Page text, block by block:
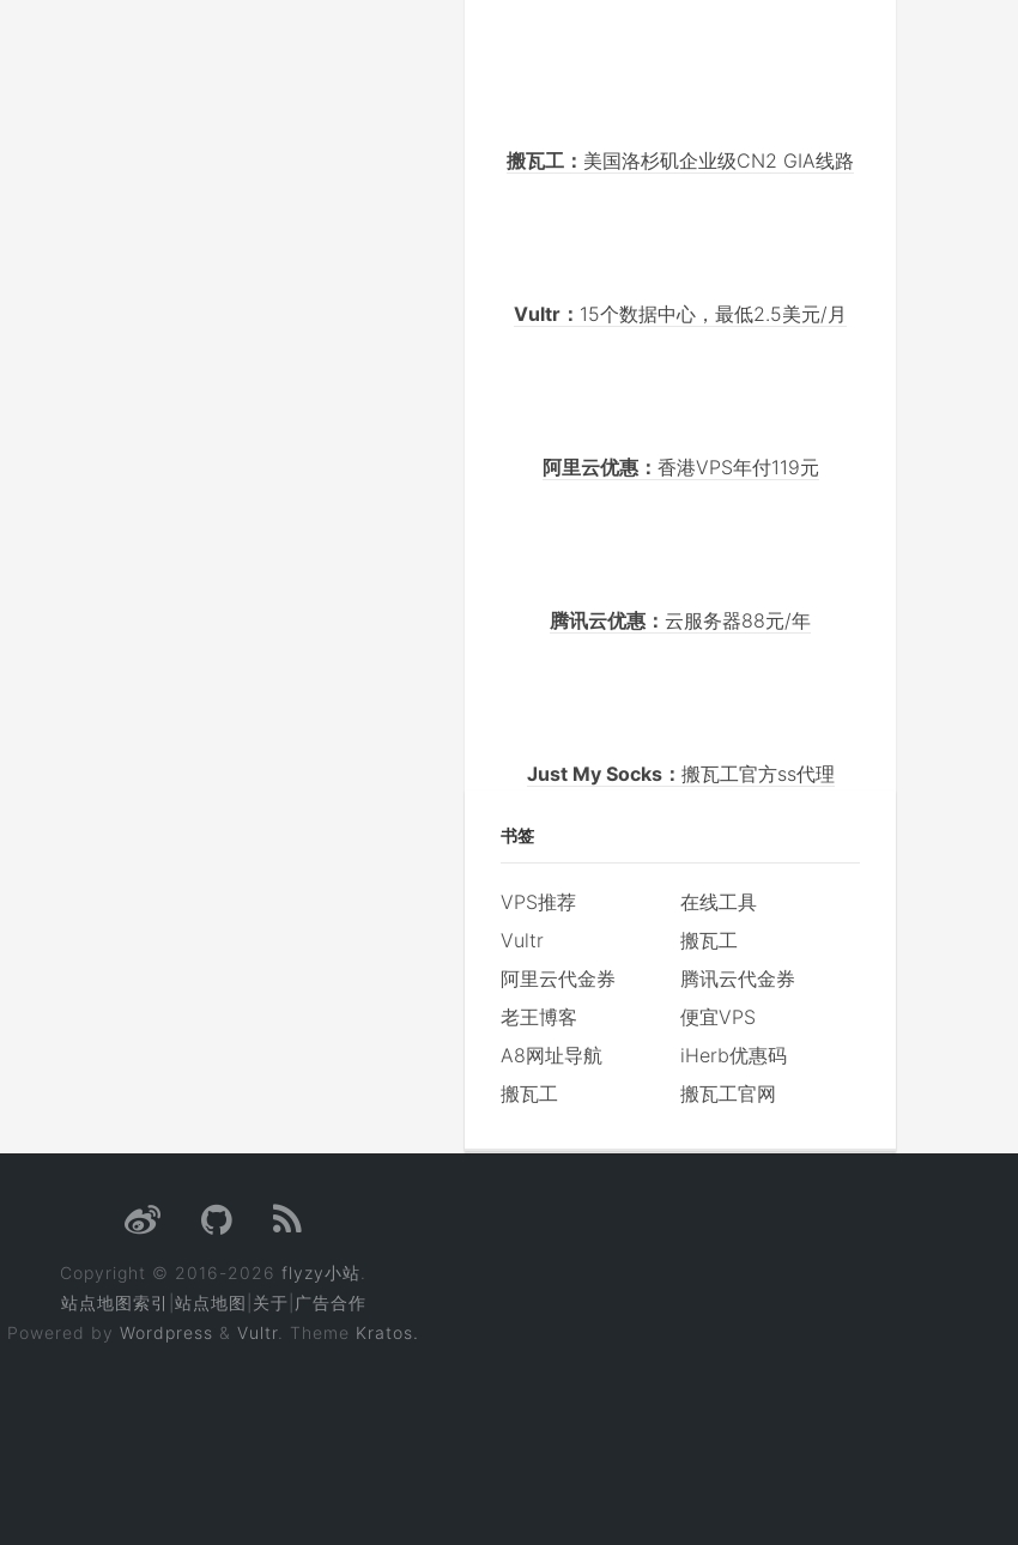
搬瓦工： 美国洛杉矶企业级CN2 GIA线路
Vultr： 15个数据中心，最低2.5美元/月
阿里云优惠： 香港VPS年付119元
腾讯云优惠： 云服务器88元/年
Just My Socks： 搬瓦工官方ss代理
书签
VPS推荐
在线工具
Vultr
搬瓦工
阿里云代金券
腾讯云代金券
老王博客
便宜VPS
A8网址导航
iHerb优惠码
搬瓦工
搬瓦工官网
Copyright © 2016-2026 flyzy小站
站点地图索引 站点地图 关于 广告合作
Powered by Wordpress & Vultr . Theme Kratos.